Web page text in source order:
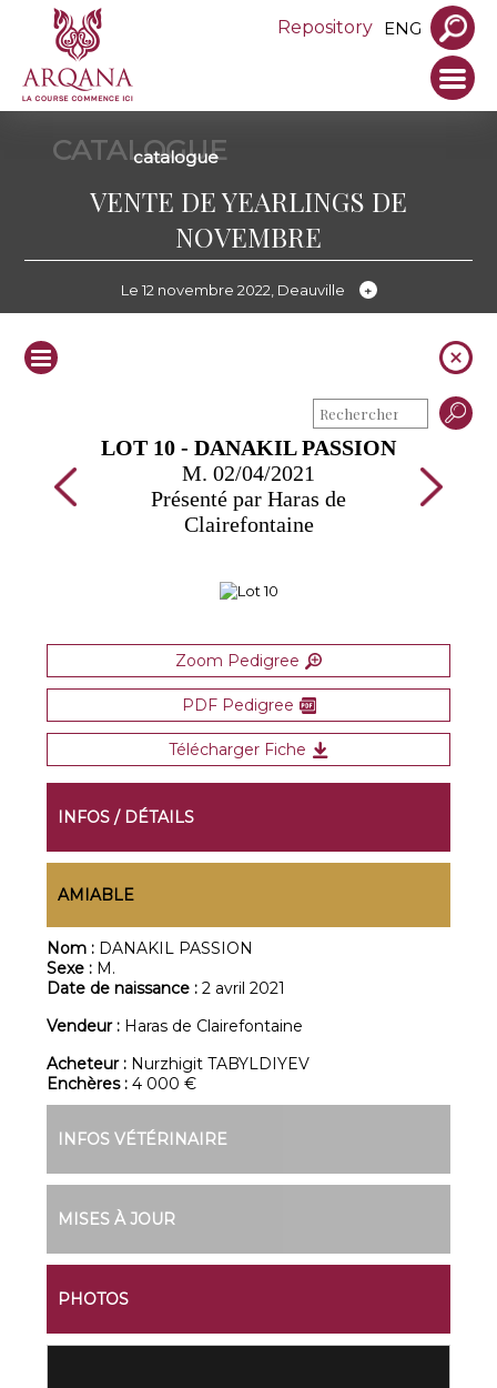
Repository ENG
CATALOGUE
catalogue
VENTE DE YEARLINGS DE
NOVEMBRE
Le 12 novembre 2022, Deauville
LOT 10 - DANAKIL PASSION
M. 02/04/2021
Présenté par Haras de
Clairefontaine
Zoom Pedigree
PDF Pedigree
Télécharger Fiche
INFOS / DÉTAILS
AMIABLE
Nom : DANAKIL PASSION
Sexe : M.
Date de naissance :2 avril 2021
Vendeur : Haras de Clairefontaine
Acheteur : Nurzhigit TABYLDIYEV
Enchères :4 000 €
INFOS VÉTÉRINAIRE
MISES À JOUR
PHOTOS